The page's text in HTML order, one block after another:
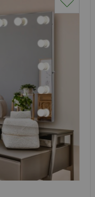
Упаковка
Оплата
Каталог
зеркал
Шкафчики
Душевые
кабины
Зеркала
Reflex
наличии